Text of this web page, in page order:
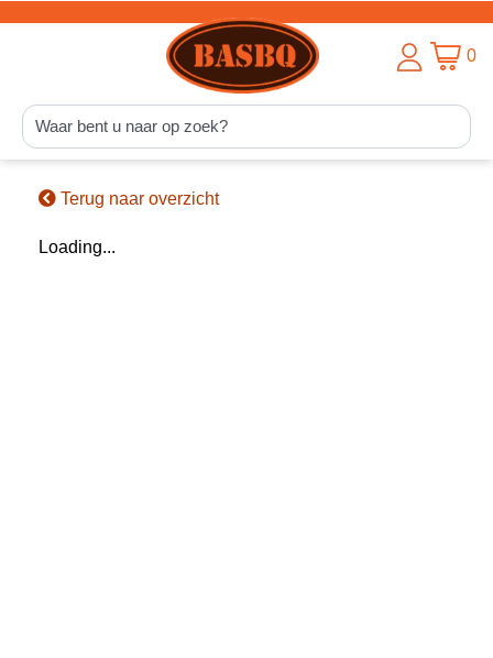
0
Terug naar overzicht
Loading...